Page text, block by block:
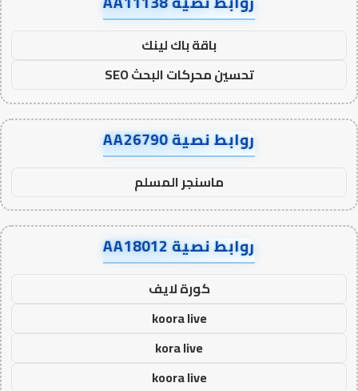
باقة باك لينك
تحسين محركات البحث SEO
روابط نصية AA26790
ماسنجر المسلم
روابط نصية AA18012
كورة لايف
koora live
kora live
koora live